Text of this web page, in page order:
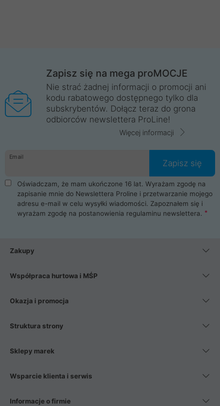
Zapisz się na mega proMOCJE
Nie strać żadnej informacji o promocji ani
kodu rabatowego dostępnego tylko dla
subskrybentów. Dołącz teraz do grona
odbiorców newslettera ProLine!
Więcej informacji
Email
Zapisz się
Oświadczam, że mam ukończone 16 lat. Wyrażam zgodę na
zapisanie mnie do Newslettera Proline i przetwarzanie mojego
adresu e-mail w celu wysyłki wiadomości. Zapoznałem się i
wyrażam zgodę na postanowienia regulaminu newslettera.
Zakupy
Współpraca hurtowa i MŚP
Okazja i promocja
Struktura strony
Sklepy marek
Wsparcie klienta i serwis
Informacje o firmie